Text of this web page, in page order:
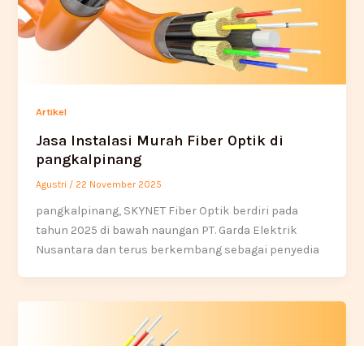
Artikel
Jasa Instalasi Murah Fiber Optik di
pangkalpinang
Agustri / 22 November 2025
pangkalpinang, SKYNET Fiber Optik berdiri pada
tahun 2025 di bawah naungan PT. Garda Elektrik
Nusantara dan terus berkembang sebagai penyedia